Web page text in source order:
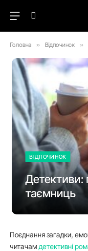
Головна » Відпочинок »
ВІДПОЧИНОК
Детективи:
таємниць
Поєднання загадки,
читачамдетективні